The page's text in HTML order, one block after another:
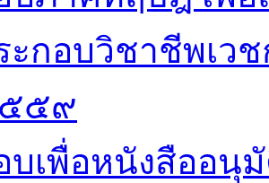
ะกอบวิชาชีพเว
๕๙
บเพื่อหนังสืออนุ